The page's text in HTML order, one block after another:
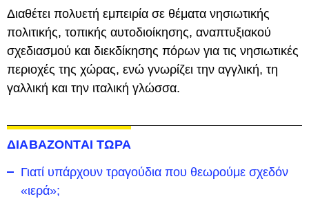
Διαθέτει πολυετή εμπειρία σε θέματα νησιωτικής
πολιτικής, τοπικής αυτοδιοίκησης, αναπτυξιακού
σχεδιασμού και διεκδίκησης πόρων για τις νησιωτικές
περιοχές της χώρας, ενώ γνωρίζει την αγγλική, τη
γαλλική και την ιταλική γλώσσα.
ΔΙΑΒΑΖΟΝΤΑΙ ΤΩΡΑ
Γιατί υπάρχουν τραγούδια που θεωρούμε σχεδόν
«ιερά»;